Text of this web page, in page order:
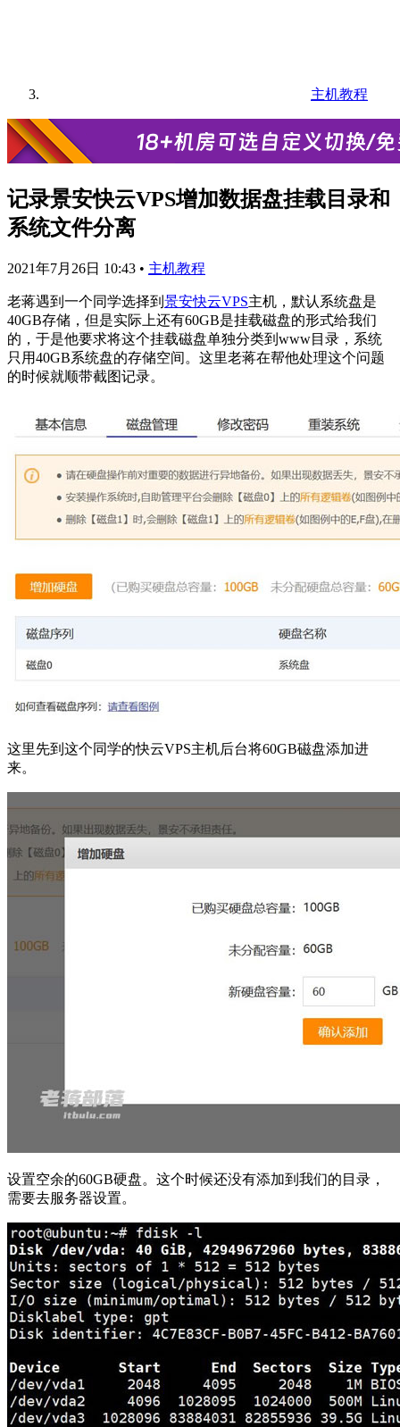
主机教程
记录景安快云VPS增加数据盘挂载目录和
系统文件分离
2021年7月26日 10:43 • 主机教程
老蒋遇到一个同学选择到 景安快云VPS主机，默认系统盘是
40GB存储，但是实际上还有60GB是挂载磁盘的形式给我们
的，于是他要求将这个挂载磁盘单独分类到www目录，系统
只用40GB系统盘的存储空间。这里老蒋在帮他处理这个问题
的时候就顺带截图记录。
这里先到这个同学的快云VPS主机后台将60GB磁盘添加进
来。
设置空余的60GB硬盘。这个时候还没有添加到我们的目录，
需要去服务器设置。